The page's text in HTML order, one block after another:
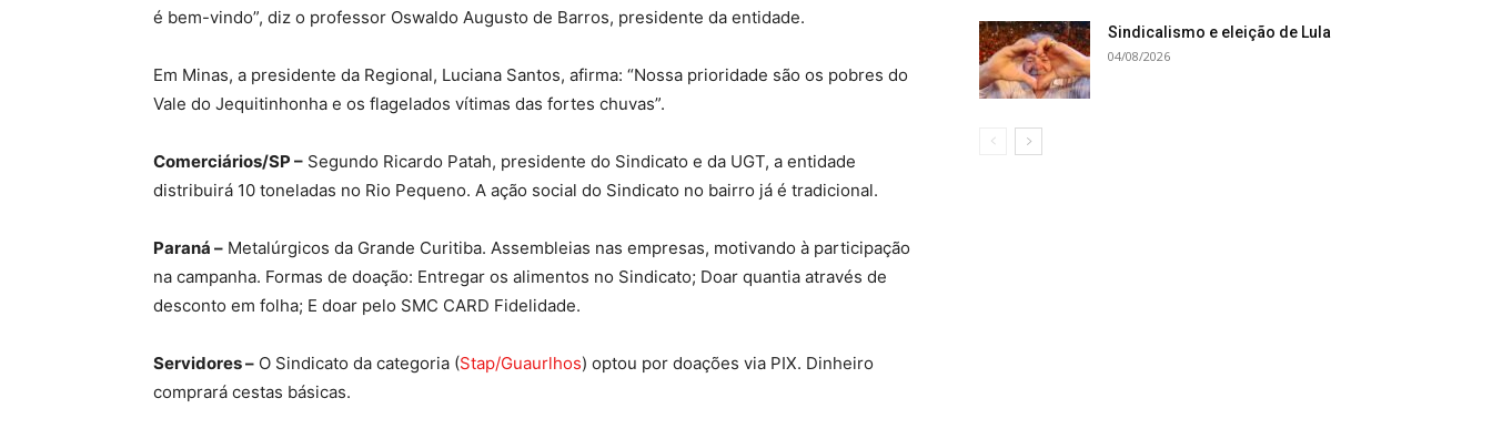
é bem-vindo”, diz o professor Oswaldo Augusto de Barros, presidente da entidade.
Em Minas, a presidente da Regional, Luciana Santos, afirma: “Nossa prioridade são os pobres do
Vale do Jequitinhonha e os flagelados vítimas das fortes chuvas”.
Comerciários/SP – Segundo Ricardo Patah, presidente do Sindicato e da UGT, a entidade
distribuirá 10 toneladas no Rio Pequeno. A ação social do Sindicato no bairro já é tradicional.
Paraná – Metalúrgicos da Grande Curitiba. Assembleias nas empresas, motivando à participação
na campanha. Formas de doação: Entregar os alimentos no Sindicato; Doar quantia através de
desconto em folha; E doar pelo SMC CARD Fidelidade.
Servidores – O Sindicato da categoria (Stap/Guaurlhos) optou por doações via PIX. Dinheiro
comprará cestas básicas.
Sindicalismo e eleição de Lula
04/08/2026